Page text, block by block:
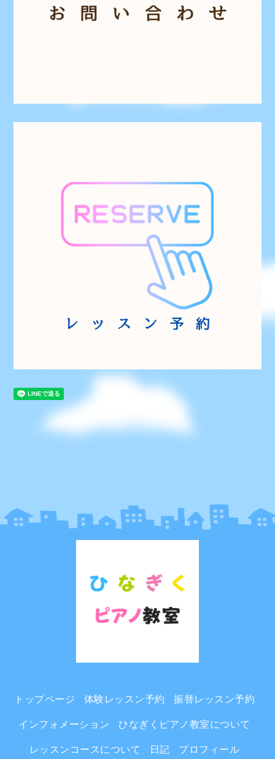
トップページ 体験レッスン予約 振替レッスン予約
インフォメーション ひなぎくピアノ教室について
レッスンコースについて 日記 プロフィール